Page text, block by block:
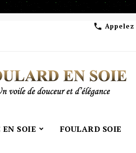

SOIE FOULARD SOIE